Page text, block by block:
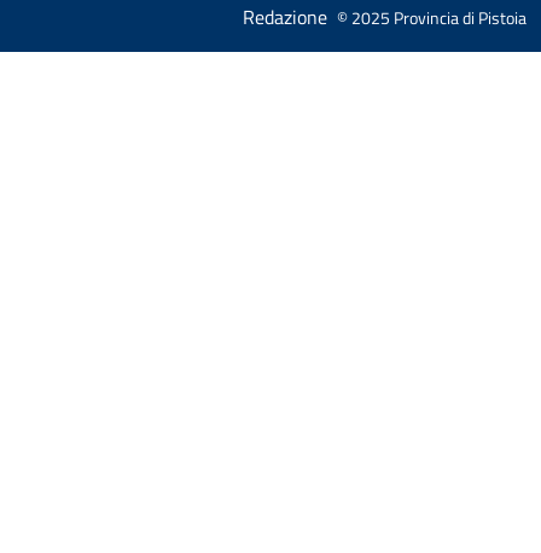
Redazione © 2025 Provincia di Pistoia